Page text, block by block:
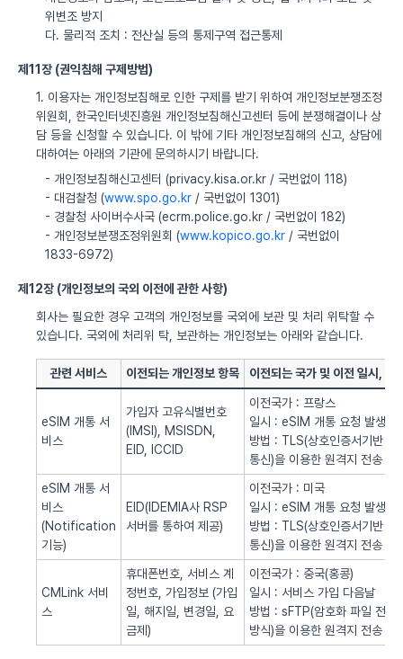
위변조 방지
다. 물리적 조치 : 전산실 등의 통제구역 접근통제
제11장 (권익침해 구제방법)
1. 이용자는 개인정보침해로 인한 구제를 받기 위하여 개인정보분쟁조정
위원회, 한국인터넷진흥원 개인정보침해신고센터 등에 분쟁해결이나 상
담 등을 신청할 수 있습니다. 이 밖에 기타 개인정보침해의 신고, 상담에
대하여는 아래의 기관에 문의하시기 바랍니다.
- 개인정보침해신고센터 (privacy.kisa.or.kr / 국번없이 118)
- 대검찰청 (www.spo.go.kr / 국번없이 1301)
- 경찰청 사이버수사국 (ecrm.police.go.kr / 국번없이 182)
- 개인정보분쟁조정위원회 (www.kopico.go.kr / 국번없이
1833-6972)
제12장 (개인정보의 국외 이전에 관한 사항)
회사는 필요한 경우 고객의 개인정보를 국외에 보관 및 처리 위탁할 수
있습니다. 국외에 처리위 탁, 보관하는 개인정보는 아래와 같습니다.
관련 서비스 이전되는 개인정보 항목 이전되는 국가 및 이전 일시, 방
eSIM 개통 서
비스
가입자 고유식별번호
(IMSI), MSISDN,
EID, ICCID
이전국가 : 프랑스
일시 : eSIM 개통 요청 발생시
방법 : TLS(상호인증서기반
통신)을 이용한 원격지 전송
eSIM 개통 서
비스
(Notification
기능)
EID(IDEMIA사 RSP
서버를 통하여 제공)
이전국가 : 미국
일시 : eSIM 개통 요청 발생시
방법 : TLS(상호인증서기반
통신)을 이용한 원격지 전송
CMLink 서비
스
휴대폰번호, 서비스 계
정번호, 가입정보 (가입
일, 해지일, 변경일, 요
금제)
이전국가 : 중국(홍콩)
일시 : 서비스 가입 다음날
방법 : sFTP(암호화 파일 전송
방식)을 이용한 원격지 전송